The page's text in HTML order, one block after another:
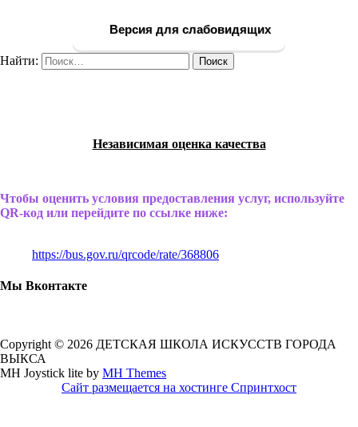
Версия для слабовидящих
Найти:
Независимая оценка качества
Чтобы оценить условия предоставления услуг, используйте
QR-код или перейдите по ссылке ниже:
https://bus.gov.ru/qrcode/rate/368806
Мы Вконтакте
Copyright © 2026 ДЕТСКАЯ ШКОЛА ИСКУССТВ ГОРОДА
ВЫКСА
MH Joystick lite by MH Themes
Сайт размещается на хостинге Спринтхост